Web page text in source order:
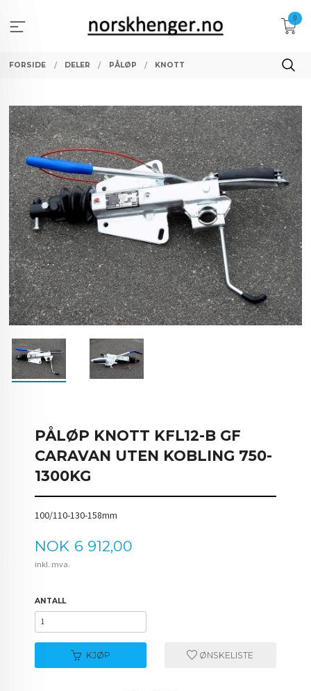
innholdet
0
FORSIDE DELER PÅLØP KNOTT
PÅLØP KNOTT KFL12-B GF
CARAVAN UTEN KOBLING 750-
1300KG
100/110-130-158mm
Pris
NOK 6 912,00
inkl. mva.
ANTALL
KJØP ØNSKELISTE